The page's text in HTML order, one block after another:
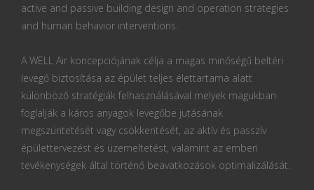
active and passive building design and operation strategies
and human behavior interventions.
A WELL Air koncepciójának célja a magas minőségű beltéri
levegő biztosítása az épület teljes élettartama alatt
különböző stratégiák felhasználásával melyek magukban
foglalják a káros anyagok levegőbe jutásának
megszüntetését vagy csökkentését, az aktív és passzív
épülettervezést és üzemeltetést, valamint az emberi
tevékenységek által történő beavatkozások optimalizálását.